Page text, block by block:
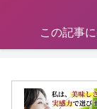
この記事